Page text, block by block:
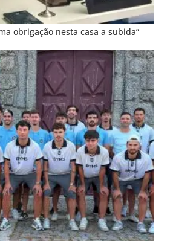
obrigação nesta casa a subida”